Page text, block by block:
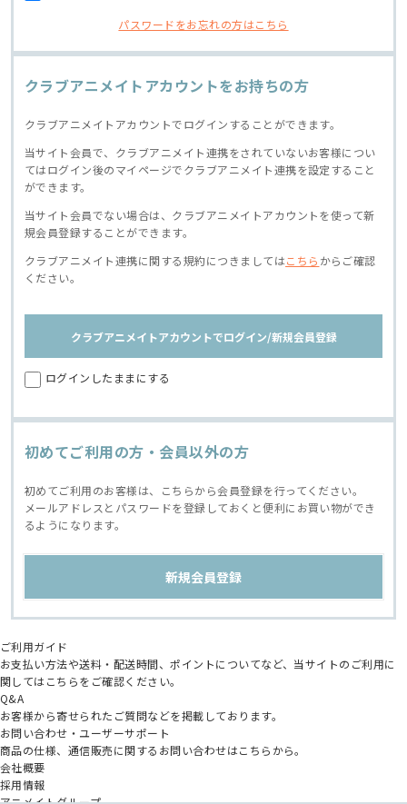
パスワードをお忘れの方はこちら
クラブアニメイトアカウントをお持ちの方
クラブアニメイトアカウントでログインすることができます。
当サイト会員で、クラブアニメイト連携をされていないお客様につい
てはログイン後のマイページでクラブアニメイト連携を設定すること
ができます。
当サイト会員でない場合は、クラブアニメイトアカウントを使って新
規会員登録することができます。
クラブアニメイト連携に関する規約につきましてはこちら からご確認
ください。
クラブアニメイトアカウントでログイン/新規会員登録
ログインしたままにする
初めてご利用の方・会員以外の方
初めてご利用のお客様は、こちらから会員登録を行ってください。
メールアドレスとパスワードを登録しておくと便利にお買い物ができ
るようになります。
ご利用ガイド
お支払い方法や送料・配送時間、ポイントについてなど、当サイトのご利用に
関してはこちらをご確認ください。
Q&A
お客様から寄せられたご質問などを掲載しております。
お問い合わせ・ユーザーサポート
商品の仕様、通信販売に関するお問い合わせはこちらから。
会社概要
採用情報